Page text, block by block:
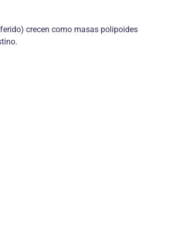
crecen como masas polipoides